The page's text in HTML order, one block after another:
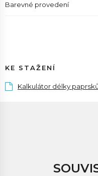
Barevné provedení
KE STAŽENÍ
Kalkulátor délky